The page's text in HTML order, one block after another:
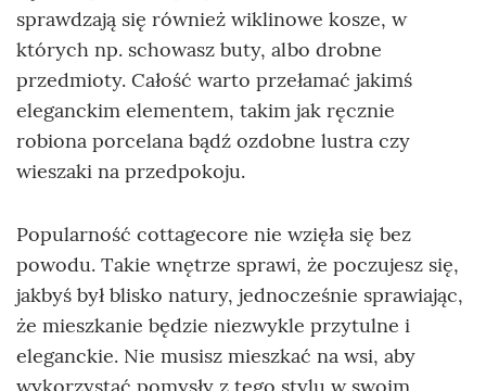
sprawdzają się również wiklinowe kosze, w
których np. schowasz buty, albo drobne
przedmioty. Całość warto przełamać jakimś
eleganckim elementem, takim jak ręcznie
robiona porcelana bądź ozdobne lustra czy
wieszaki na przedpokoju.
Popularność cottagecore nie wzięła się bez
powodu. Takie wnętrze sprawi, że poczujesz się,
jakbyś był blisko natury, jednocześnie sprawiając,
że mieszkanie będzie niezwykle przytulne i
eleganckie. Nie musisz mieszkać na wsi, aby
wykorzystać pomysły z tego stylu w swoim